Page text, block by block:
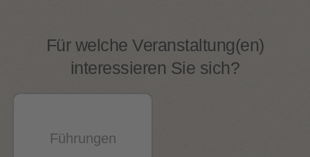
Für welche Veranstaltung(en)
interessieren Sie sich?
Führungen